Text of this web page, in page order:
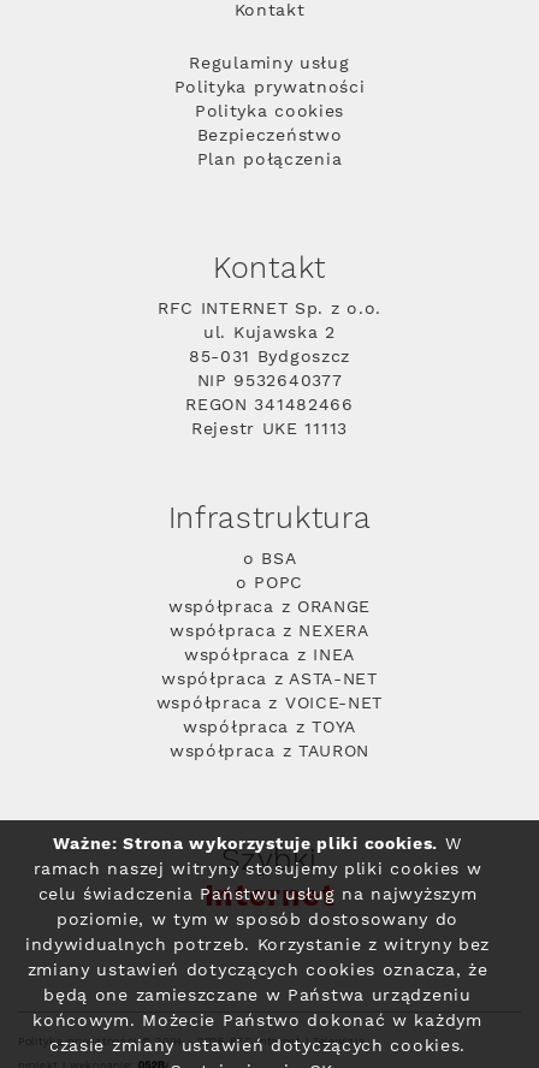
Kontakt
Regulaminy usług
Polityka prywatności
Polityka cookies
Bezpieczeństwo
Plan połączenia
Kontakt
RFC INTERNET Sp. z o.o.
ul. Kujawska 2
85-031 Bydgoszcz
NIP 9532640377
REGON 341482466
Rejestr UKE 11113
Infrastruktura
o BSA
o POPC
współpraca z ORANGE
współpraca z NEXERA
współpraca z INEA
współpraca z ASTA-NET
współpraca z VOICE-NET
współpraca z TOYA
współpraca z TAURON
Szybki
Internet
Polityka prywatności© 2004 - 2026 RFC Internet i Telewizja
Ważne: Strona wykorzystuje pliki cookies. W
ramach naszej witryny stosujemy pliki cookies w
celu świadczenia Państwu usług na najwyższym
poziomie, w tym w sposób dostosowany do
indywidualnych potrzeb. Korzystanie z witryny bez
zmiany ustawień dotyczących cookies oznacza, że
będą one zamieszczane w Państwa urządzeniu
końcowym. Możecie Państwo dokonać w każdym
czasie zmiany ustawień dotyczących cookies.